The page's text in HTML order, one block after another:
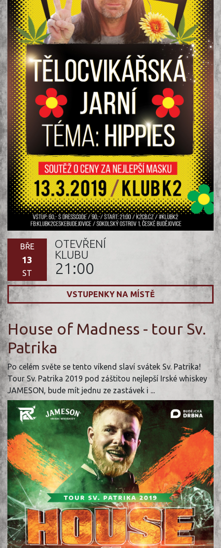
BŘE
13
ST
OTEVŘENÍ
KLUBU
21:00
VSTUPENKY NA MÍSTĚ
House of Madness - tour Sv.
Patrika
Po celém světe se tento víkend slaví svátek Sv. Patrika!
Tour Sv. Patrika 2019 pod záštitou nejlepší Irské whiskey
JAMESON, bude mít jednu ze zastávek i ...